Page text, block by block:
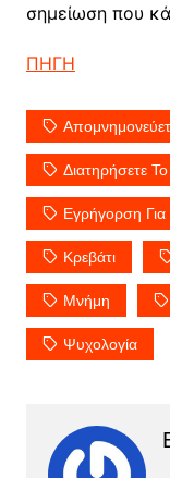
σημείωση που
ΠΗΓΗ
Διατηρήσετε
Εγρήγορση
Κρεβάτι
Μνήμη
Ψυχολογία